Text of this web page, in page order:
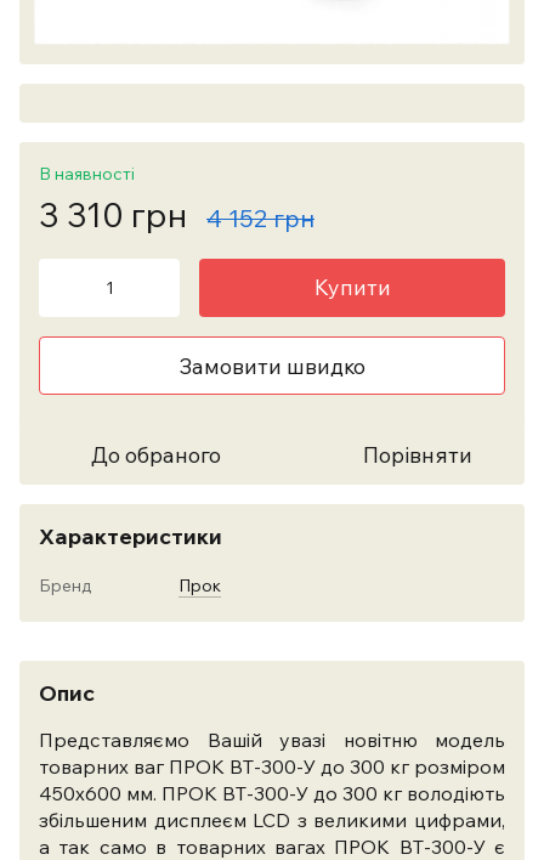
В наявності
3 310 грн 4 152 грн
Купити
Замовити швидко
До обраного Порівняти
Характеристики
Бренд Прок
Опис
Представляємо Вашій увазі новітню модель
товарних ваг ПРОК ВТ-300-У до 300 кг розміром
450х600 мм. ПРОК ВТ-300-У до 300 кг володіють
збільшеним дисплеєм LCD з великими цифрами,
а так само в товарних вагах ПРОК ВТ-300-У є